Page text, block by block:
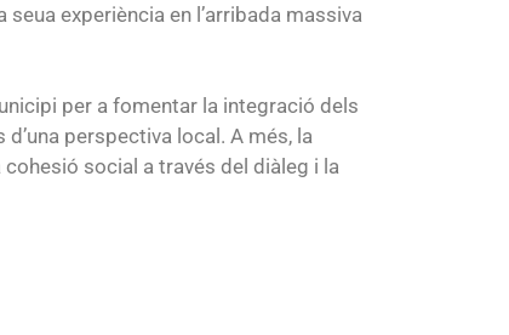
experiència en l’arribada massiva
per a fomentar la integració dels
perspectiva local. A més, la
social a través del diàleg i la